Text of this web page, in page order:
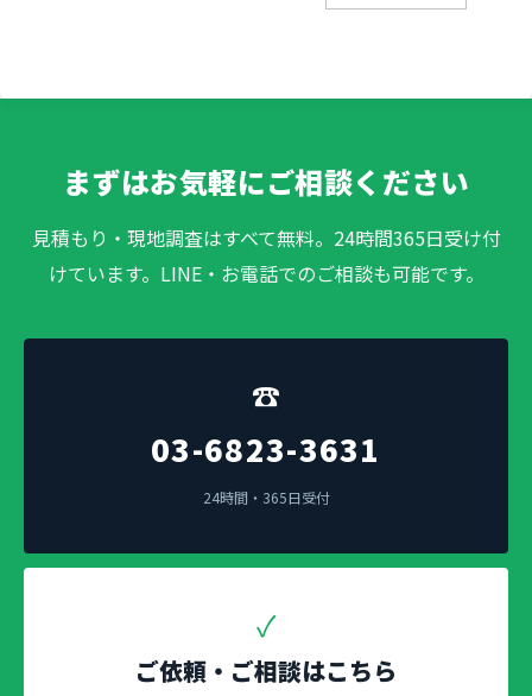
まずはお気軽にご相談ください
見積もり・現地調査はすべて無料。24時間365日受け付
けています。LINE・お電話でのご相談も可能です。
☎
03-6823-3631
24時間・365日受付
✓
ご依頼・ご相談はこちら